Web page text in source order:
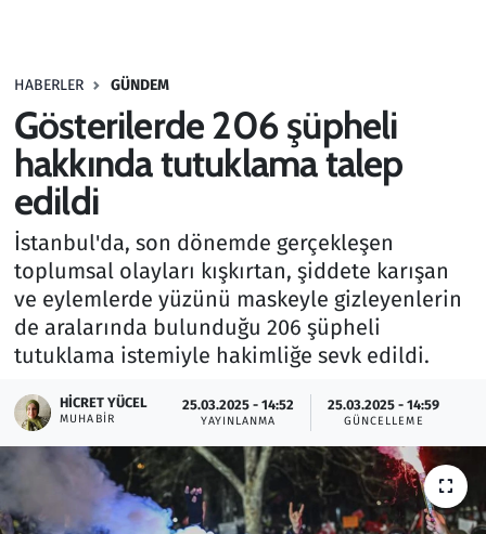
HABERLER GÜNDEM
Gösterilerde 206 şüpheli
hakkında tutuklama talep
edildi
İstanbul'da, son dönemde gerçekleşen
toplumsal olayları kışkırtan, şiddete karışan
ve eylemlerde yüzünü maskeyle gizleyenlerin
de aralarında bulunduğu 206 şüpheli
tutuklama istemiyle hakimliğe sevk edildi.
HICRET YÜCEL
MUHABIR
25.03.2025 - 14:52
YAYINLANMA
25.03.2025 - 14:59
GÜNCELLEME
Haber
Kültür Sanat
Kurumsal Haberler
Lezzet Durağı
Memur ve Kamu
Otomobil
Oyun
Ramazan